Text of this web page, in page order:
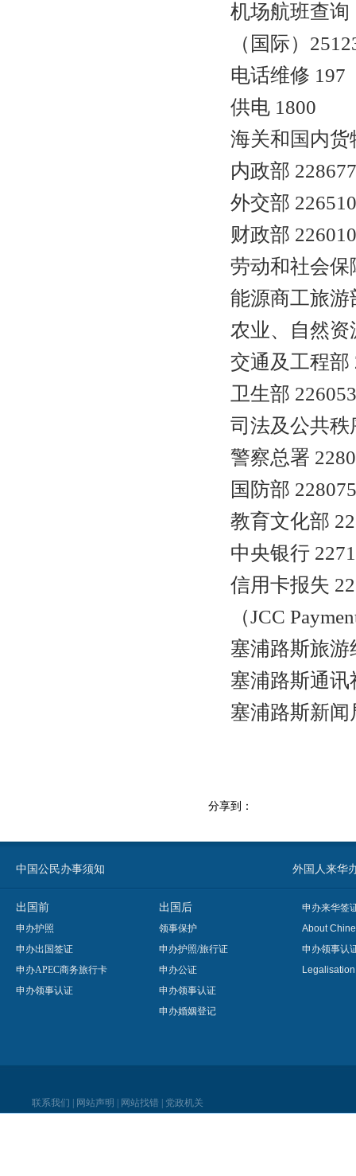
机场航班查询
（国际）
电话维修 197
供电 1800
海关和国内货
内政部
外交部
财政部
劳动和社会保
能源商工旅游
农业、自然资
交通及工程部
卫生部
司法及公共秩
警察总署
国防部
教育文化部
中央银行
信用卡报失
（JCC
塞浦路斯旅游
塞浦路斯通讯
塞浦路斯新闻
分享到：
中国公民办事须知 外国人来华
出国前
申办护照
申办出国签证
申办APEC商务旅行卡
申办领事认证
出国后
领事保护
申办护照/旅行证
申办公证
申办领事认证
申办婚姻登记
申办来华签
About
申办领事认
联系我们 网站声明 网站找错 党政机关